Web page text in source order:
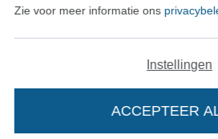
Bestelling herroepen
Vind meer
Zie voor meer informatie ons
Instellingen
ACCEPTEER